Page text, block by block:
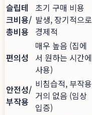
슬립테
크비용/
총비용
초기 구매 비용
발생, 장기적으로
경제적
편의성
매우 높음 (집에
서 원하는 시간에
사용)
안전성/
부작용
비침습적, 부작용
거의 없음 (임상
입증)